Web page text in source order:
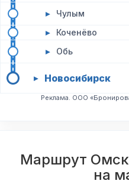
▸ Чулым
▸ Коченёво
▸ Обь
▸ Новосибирск
Реклама. ООО
Маршрут
на